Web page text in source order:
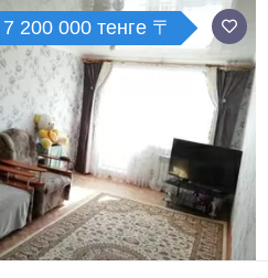
7 200 000 тенге 〒